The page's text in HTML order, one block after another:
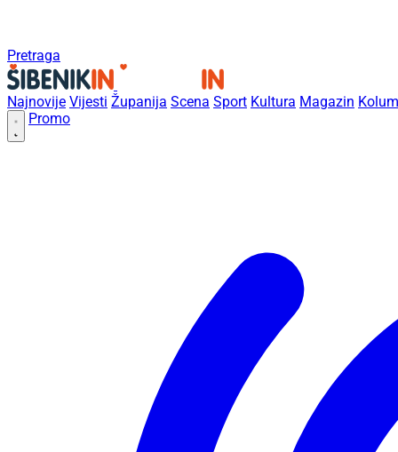
Pretraga
Najnovije Vijesti Županija Scena Sport Kultura Magazin
Promo